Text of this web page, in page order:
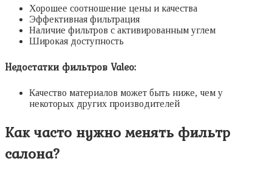
Хорошее соотношение цены и качества
Эффективная фильтрация
Наличие фильтров с активированным углем
Широкая доступность
Недостатки фильтров Valeo:
Качество материалов может быть ниже, чем у
некоторых других производителей
Как часто нужно менять фильтр
салона?